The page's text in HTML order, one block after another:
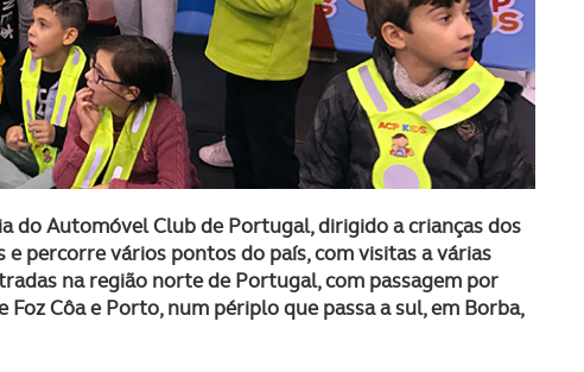
do Automóvel Club de Portugal, dirigido a crianças dos
percorre vários pontos do país, com visitas a várias
na região norte de Portugal, com passagem por
Foz Côa e Porto, num périplo que passa a sul, em Borba,